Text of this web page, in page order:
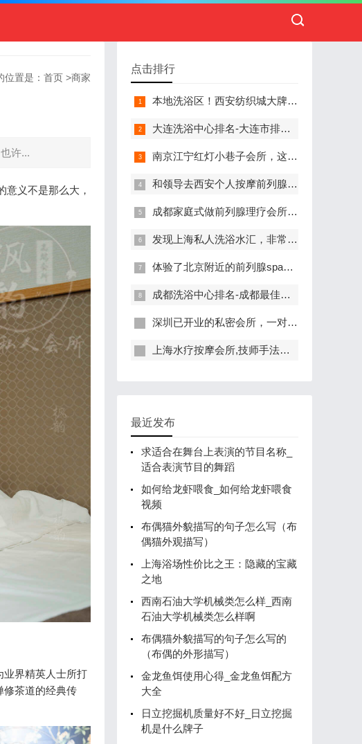
位置是： 首页 >商家
许...
义不是那么大，
业界精英人士所打
修茶道的经典传
点击排行
本地洗浴区！西安纺织城大牌精英男子会馆.让你不负此行（新项目)）
大连洗浴中心排名-大连市排名前十的洗浴中心盘点
南京江宁红灯小巷子会所，这里您来了就不想走
和领导去西安个人按摩前列腺私人养生馆，体验一次最舒心的感受
成都家庭式做前列腺理疗会所,按摩按得特别舒服，放松减压的好地方
发现上海私人洗浴水汇，非常值得推荐的一个休闲场所
体验了北京附近的前列腺spa养生馆，刚体验完就忍不住分享出来
成都洗浴中心排名-成都最佳洗浴中心TOP10排名
深圳已开业的私密会所，一对一服务，保证给你带来绝佳体验
上海水疗按摩会所,技师手法专业，休闲度假的好去处
最近发布
求适合在舞台上表演的节目名称_
适合表演节目的舞蹈
如何给龙虾喂食_如何给龙虾喂食
视频
布偶猫外貌描写的句子怎么写（布
偶猫外观描写）
上海浴场性价比之王：隐藏的宝藏
之地
西南石油大学机械类怎么样_西南
石油大学机械类怎么样啊
布偶猫外貌描写的句子怎么写的
（布偶的外形描写）
金龙鱼饵使用心得_金龙鱼饵配方
大全
日立挖掘机质量好不好_日立挖掘
机是什么牌子